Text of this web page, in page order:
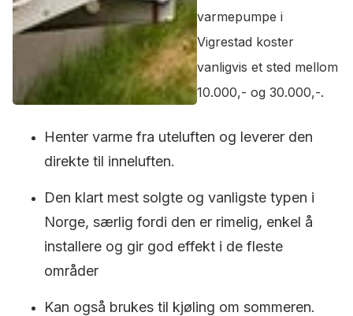
varmepumpe i
Vigrestad koster
vanligvis et sted mellom
10.000,- og 30.000,-.
Henter varme fra uteluften og leverer den
direkte til inneluften.
Den klart mest solgte og vanligste typen i
Norge, særlig fordi den er rimelig, enkel å
installere og gir god effekt i de fleste
områder
Kan også brukes til kjøling om sommeren.